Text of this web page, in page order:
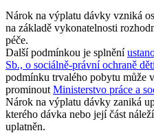
Nárok na výplatu dávky vzniká
na základě vykonatelnosti
péče.
Další podmínkou je splnění
Sb., o sociálně-právní ochraně
podmínku trvalého pobytu může
prominout Ministerstvo práce a
Nárok na výplatu dávky zaniká
kterého dávka nebo její část
uplatněn.